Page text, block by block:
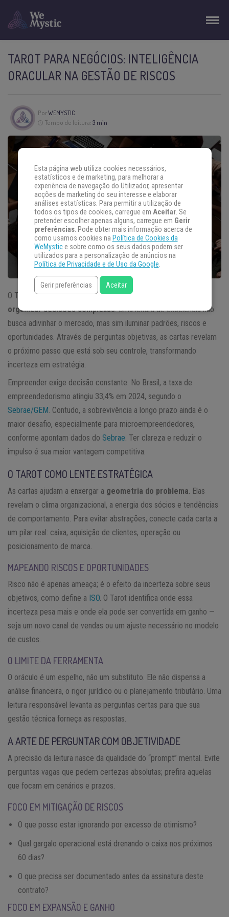
TAROT PARA NEGÓCIOS: INTELIGÊNCIA
ORACULAR NA GESTÃO DE RISCOS
PorWEMYSTIC
Tempo de leitura: 3 min
O Tarot para negócios funciona como uma interface para
organizar decisões complexas. Uma leitura de excelência não
busca adivinhar o mercado, mas sim iluminar padrões, riscos e
oportunidades. Através de perguntas objetivas, as cartas revelam
o próximo passo que está sob seu controle, transformando
incerteza em estratégia.
Empreender exige decisão constante. No Brasil, a taxa de
empreendedorismo atingiu 33,4% em 2024, segundo o
Sebrae/GEM . Contudo, a sobrevivência a longo prazo ainda é o
maior desafio, especialmente para microempreendedores,
conforme apontam dados do Sebrae . Ter clareza e reduzir o
impulso é sua maior vantagem competitiva.
O TAROT COMO LENTE ESTRATÉGICA
As cartas ajudam a enxergar a geometria do problema . Elas
revelam o clima organizacional, a energia dos sócios e tendências
de comportamento. Para evitar abstrações, conecte cada carta a
um pilar real: caixa, aquisição de clientes, operação ou
posicionamento de marca.
MAPEANDO RISCOS E OPORTUNIDADES
Risco não é apenas ameaça; é o efeito da incerteza sobre seus
objetivos, como define a ISO . O Tarot identifica onde essa
incerteza pesa mais e onde ela pode ser convertida em ganho —
seja um novo canal de vendas ou um ajuste necessário no modelo
de custos.
O LIMITE DA FERRAMENTA
O oráculo é um espelho, não um substituto. Ele não dispensa a
análise financeira, o rigor jurídico ou o planejamento tributário. Uma
leitura responsável levanta as perguntas certas para que sua
gestão técnica forneça as respostas.
A ARTE DE PERGUNTAR COM OBJETIVIDADE
A precisão da leitura nasce da qualidade do “prompt” mental. Evite
perguntas vagas que pedem certezas absolutas; prefira aquelas
que focam em cenários e prazos.
FOCO EM MITIGAÇÃO DE RISCOS
O que posso estar ignorando por excesso de otimismo?
Qual gargalo operacional está drenando o caixa nos próximos
60 dias?
O que precisa ser documentado antes da assinatura deste
contrato?
FOCO EM EXPANSÃO E GANHO
Esta página web utiliza cookies necessários,
estatísticos e de marketing, para melhorar a
experiência de navegação do Utilizador, apresentar
acções de marketing do seu interesse e elaborar
análises estatísticas. Para permitir a utilização de
todos os tipos de cookies, carregue em Aceitar. Se
pretender escolher apenas alguns, carregue em Gerir
preferências. Pode obter mais informação acerca de
como usamos cookies na Política de Cookies da
WeMystice sobre como os seus dados podem ser
utilizados para a personalização de anúncios na
Política de Privacidade e de Uso da Google.
Gerir preferências Aceitar